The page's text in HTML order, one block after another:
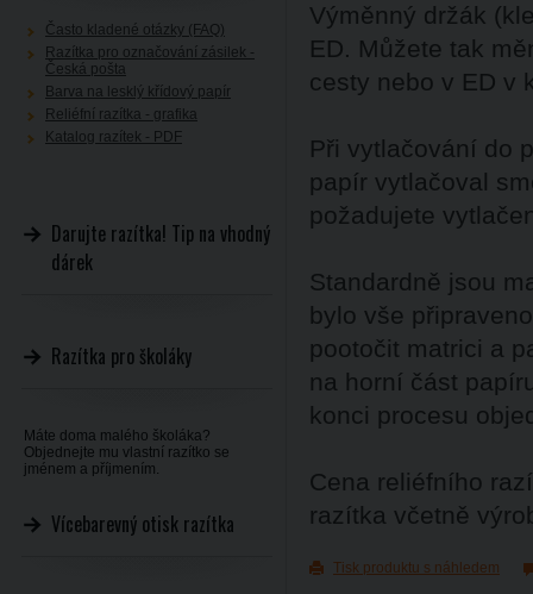
Výměnný držák
ED. Můžete tak
cesty nebo v ED v
Při vytlačování do
papír vytlačoval
požadujete
Standardně jsou
bylo vše
pootočit matrici a
na horní část
konci procesu
Cena reliéfního
razítka včetně
Tisk produktu s náhledem
Často kladené otázky (FAQ)
Razítka pro označování zásilek -
Česká pošta
Barva na lesklý křídový papír
Reliéfní razítka - grafika
Katalog razítek - PDF
Darujte razítka! Tip na vhodný
dárek
Razítka pro školáky
Máte doma malého školáka?
Objednejte mu vlastní razítko se
jménem a příjmením.
Vícebarevný otisk razítka